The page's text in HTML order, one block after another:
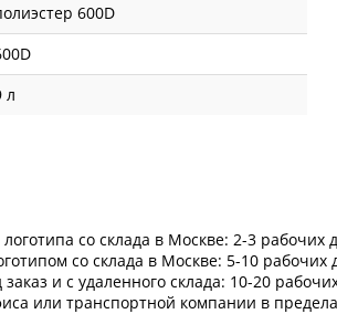
600D
л
со склада в Москве: 2-3 рабочих
со склада в Москве: 5-10
и с удаленного склада: 10-20
или транспортной компании в